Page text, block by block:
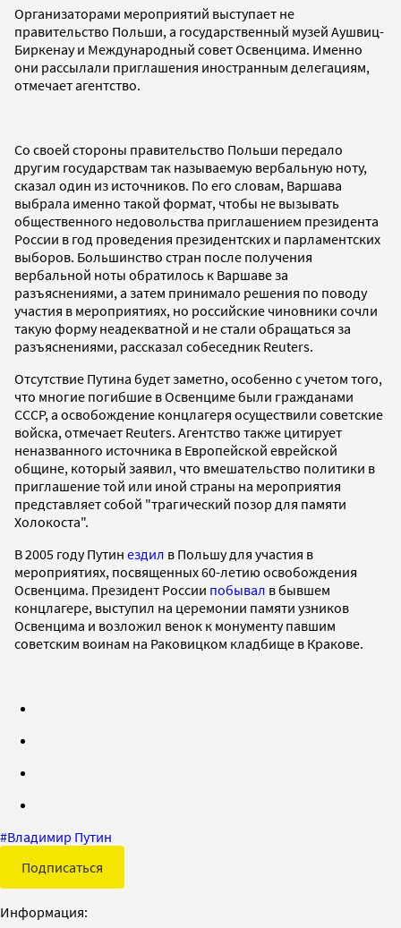
Организаторами мероприятий выступает не
правительство Польши, а государственный музей Аушвиц-
Биркенау и Международный совет Освенцима. Именно
они рассылали приглашения иностранным делегациям,
отмечает агентство.
Со своей стороны правительство Польши передало
другим государствам так называемую вербальную ноту,
сказал один из источников. По его словам, Варшава
выбрала именно такой формат, чтобы не вызывать
общественного недовольства приглашением президента
России в год проведения президентских и парламентских
выборов. Большинство стран после получения
вербальной ноты обратилось к Варшаве за
разъяснениями, а затем принимало решения по поводу
участия в мероприятиях, но российские чиновники сочли
такую форму неадекватной и не стали обращаться за
разъяснениями, рассказал собеседник Reuters.
Отсутствие Путина будет заметно, особенно с учетом того,
что многие погибшие в Освенциме были гражданами
СССР, а освобождение концлагеря осуществили советские
войска, отмечает Reuters. Агентство также цитирует
неназванного источника в Европейской еврейской
общине, который заявил, что вмешательство политики в
приглашение той или иной страны на мероприятия
представляет собой "трагический позор для памяти
Холокоста".
В 2005 году Путин ездил в Польшу для участия в
мероприятиях, посвященных 60-летию освобождения
Освенцима. Президент России побывал в бывшем
концлагере, выступил на церемонии памяти узников
Освенцима и возложил венок к монументу павшим
советским воинам на Раковицком кладбище в Кракове.
#Владимир Путин
Подписаться
Информация: